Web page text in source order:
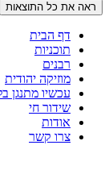
ראה את כל התוצאות
דף הבית
תוכניות
רבנים
מוזיקה יהודית
עכשיו מתנגן
שידור חי
אודות
צרו קשר